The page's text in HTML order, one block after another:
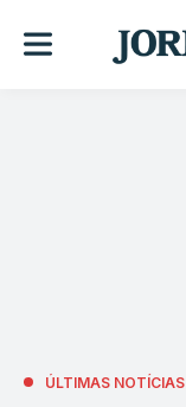
ÚLTIMAS NOTÍCIAS